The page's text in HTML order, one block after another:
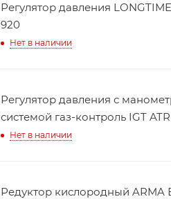
Регулятор давления
920
Нет в наличии
Регулятор давления с
системой газ-контроль IGT
Нет в наличии
Редуктор кислородный ARMA